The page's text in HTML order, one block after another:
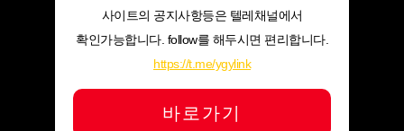
사이트의 공지사항등은 텔레채널에서
확인가능합니다. follow를 해두시면 편리합니다.
https://t.me/ygylink
바로가기